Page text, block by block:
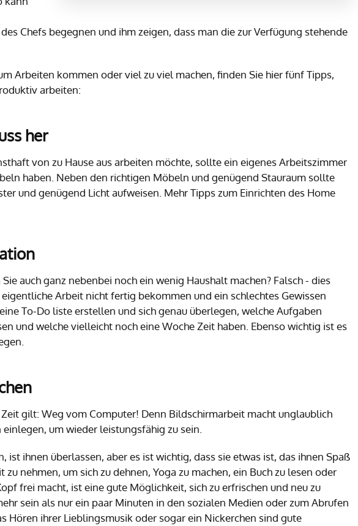
Chefs begegnen und ihm zeigen, dass man die zur Verfügung stehende
Arbeiten kommen oder viel zu viel machen, finden Sie hier fünf Tipps,
arbeiten:
her
von zu Hause aus arbeiten möchte, sollte ein eigenes Arbeitszimmer
haben. Neben den richtigen Möbeln und genügend Stauraum sollte
und genügend Licht aufweisen. Mehr Tipps zum Einrichten des Home
auch ganz nebenbei noch ein wenig Haushalt machen? Falsch - dies
Arbeit nicht fertig bekommen und ein schlechtes Gewissen
To-Do liste erstellen und sich genau überlegen, welche Aufgaben
und welche vielleicht noch eine Woche Zeit haben. Ebenso wichtig ist es
gilt: Weg vom Computer! Denn Bildschirmarbeit macht unglaublich
einlegen, um wieder leistungsfähig zu sein.
ist ihnen überlassen, aber es ist wichtig, dass sie etwas ist, das ihnen Spaß
nehmen, um sich zu dehnen, Yoga zu machen, ein Buch zu lesen oder
frei macht, ist eine gute Möglichkeit, sich zu erfrischen und neu zu
sein als nur ein paar Minuten in den sozialen Medien oder zum Abrufen
Hören ihrer Lieblingsmusik oder sogar ein Nickerchen sind gute